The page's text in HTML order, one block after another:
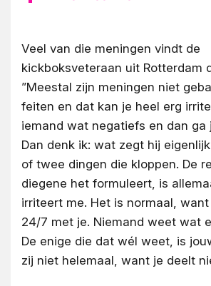
Veel van die meningen vindt de
kickboksveteraan uit Rotterdam
”Meestal zijn meningen niet
feiten en dat kan je heel erg
iemand wat negatiefs en dan ga
Dan denk ik: wat zegt hij
of twee dingen die kloppen. De
diegene het formuleert, is
irriteert me. Het is normaal,
24/7 met je. Niemand weet wat
De enige die dat wél weet, is
zij niet helemaal, want je deelt